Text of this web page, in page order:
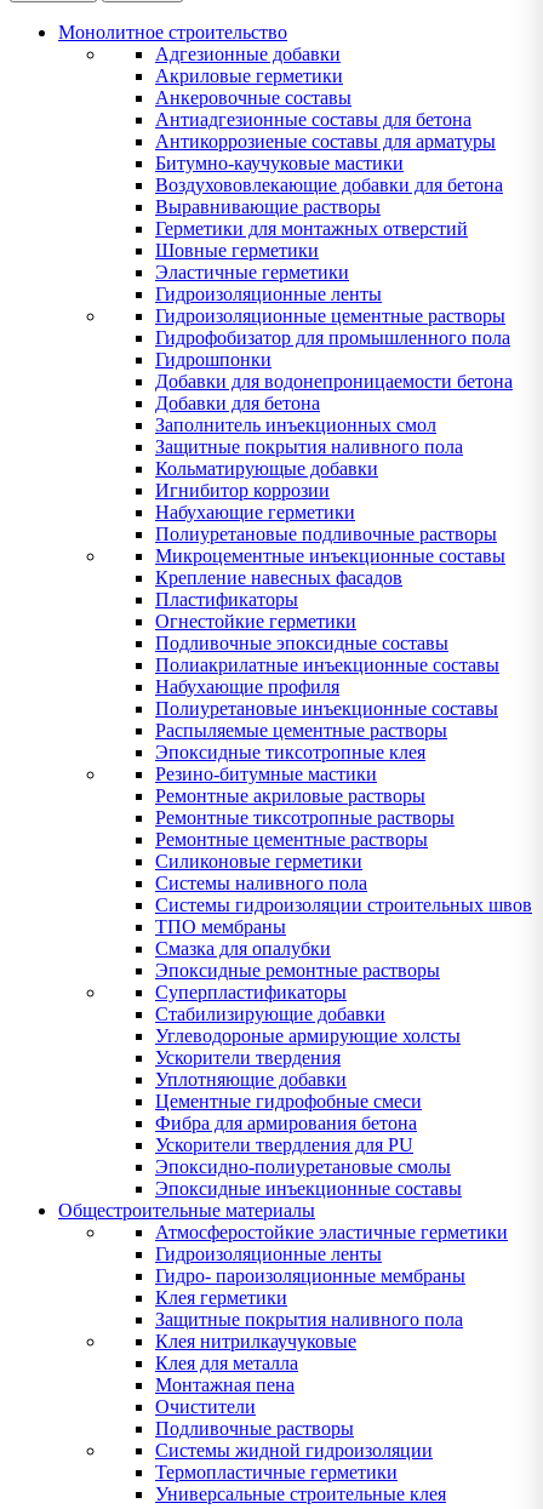
Монолитное строительство
Адгезионные добавки
Акриловые герметики
Анкеровочные составы
Антиадгезионные составы для бетона
Антикоррозиеные составы для арматуры
Битумно-каучуковые мастики
Воздухововлекающие добавки для бетона
Выравнивающие растворы
Герметики для монтажных отверстий
Шовные герметики
Эластичные герметики
Гидроизоляционные ленты
Гидроизоляционные цементные растворы
Гидрофобизатор для промышленного пола
Гидрошпонки
Добавки для водонепроницаемости бетона
Добавки для бетона
Заполнитель инъекционных смол
Защитные покрытия наливного пола
Кольматирующые добавки
Игнибитор коррозии
Набухающие герметики
Полиуретановые подливочные растворы
Микроцементные инъекционные составы
Крепление навесных фасадов
Пластификаторы
Огнестойкие герметики
Подливочные эпоксидные составы
Полиакрилатные инъекционные составы
Набухающие профиля
Полиуретановые инъекционные составы
Распыляемые цементные растворы
Эпоксидные тиксотропные клея
Резино-битумные мастики
Ремонтные акриловые растворы
Ремонтные тиксотропные растворы
Ремонтные цементные растворы
Силиконовые герметики
Системы наливного пола
Системы гидроизоляции строительных швов
ТПО мембраны
Смазка для опалубки
Эпоксидные ремонтные растворы
Суперпластификаторы
Стабилизирующие добавки
Углеводороные армирующие холсты
Ускорители твердения
Уплотняющие добавки
Цементные гидрофобные смеси
Фибра для армирования бетона
Ускорители твердления для PU
Эпоксидно-полиуретановые смолы
Эпоксидные инъекционные составы
Общестроительные материалы
Атмосферостойкие эластичные герметики
Гидроизоляционные ленты
Гидро- пароизоляционные мембраны
Клея герметики
Защитные покрытия наливного пола
Клея нитрилкаучуковые
Клея для металла
Монтажная пена
Очистители
Подливочные растворы
Системы жидной гидроизоляции
Термопластичные герметики
Универсальные строительные клея